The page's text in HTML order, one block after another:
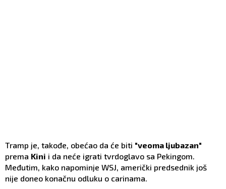
Tramp je, takođe, obećao da će biti "veoma ljubazan"
prema Kini i da neće igrati tvrdoglavo sa Pekingom.
Međutim, kako napominje WSJ, američki predsednik još
nije doneo konačnu odluku o carinama.